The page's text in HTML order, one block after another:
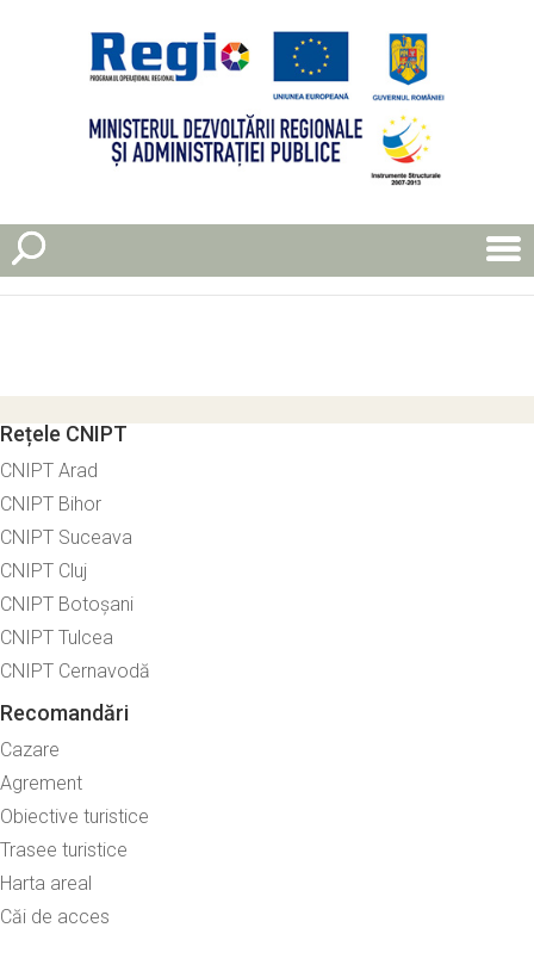
Rețele CNIPT
CNIPT Arad
CNIPT Bihor
CNIPT Suceava
CNIPT Cluj
CNIPT Botoșani
CNIPT Tulcea
CNIPT Cernavodă
Recomandări
Cazare
Agrement
Obiective turistice
Trasee turistice
Harta areal
Căi de acces